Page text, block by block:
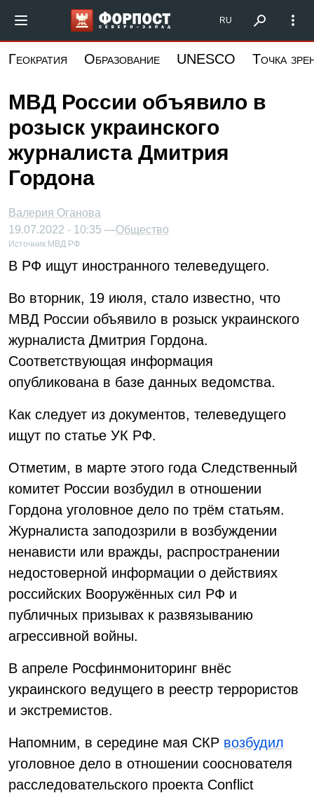
основному
Форпост Северо-Запад
RU
Геократия Образование UNESCO Точка
МВД России объявило в
розыск украинского
журналиста Дмитрия
Гордона
Валерия Оганова
19.07.2022 - 10:35 —Общество
Источник: МВД РФ
В РФ ищут иностранного телеведущего.
Во вторник, 19 июля, стало известно, что
МВД России объявило в розыск украинского
журналиста Дмитрия Гордона.
Соответствующая информация
опубликована в базе данных ведомства.
Как следует из документов, телеведущего
ищут по статье УК РФ.
Отметим, в марте этого года Следственный
комитет России возбудил в отношении
Гордона уголовное дело по трём статьям.
Журналиста заподозрили в возбуждении
ненависти или вражды, распространении
недостоверной информации о действиях
российских Вооружённых сил РФ и
публичных призывах к развязыванию
агрессивной войны.
В апреле Росфинмониторинг внёс
украинского ведущего в реестр террористов
и экстремистов.
Напомним, в середине мая СКР возбудил
уголовное дело в отношении сооснователя
расследовательского проекта Conflict